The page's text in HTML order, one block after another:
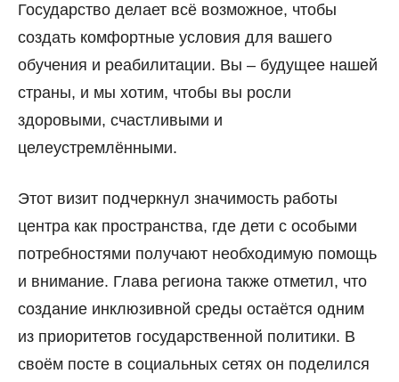
Государство делает всё возможное, чтобы
создать комфортные условия для вашего
обучения и реабилитации. Вы – будущее нашей
страны, и мы хотим, чтобы вы росли
здоровыми, счастливыми и
целеустремлёнными.
Этот визит подчеркнул значимость работы
центра как пространства, где дети с особыми
потребностями получают необходимую помощь
и внимание. Глава региона также отметил, что
создание инклюзивной среды остаётся одним
из приоритетов государственной политики. В
своём посте в социальных сетях он поделился